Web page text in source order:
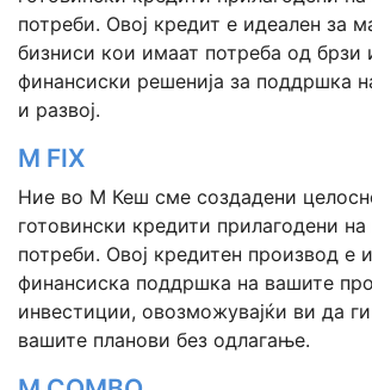
потреби. Овој кредит е идеален за
бизниси кои имаат потреба од брзи
финансиски решенија за поддршка
и развој.
M FIX
Ние во М Кеш сме создадени
готовински кредити прилагодени
потреби. Овој кредитен производ е
финансиска поддршка на вашите
инвестиции, овозможувајќи ви да
вашите планови без одлагање.